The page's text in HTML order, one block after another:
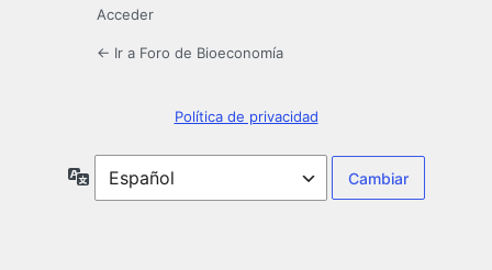
Acceder
← Ir a Foro de Bioeconomía
Política de privacidad
Idioma